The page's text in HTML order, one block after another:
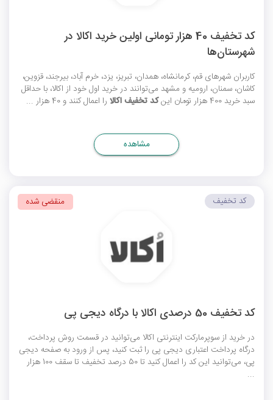
کد تخفیف 40 هزار تومانی اولین خرید اکالا در
شهرستان‌ها
کاربران شهرهای قم، کرمانشاه، همدان، تبریز، یزد، خرم آباد، بیرجند، قزوین،
کاشان، سمنان، ارومیه و مشهد می‌توانند در خرید اول خود از اکالا، با حداقل
سبد خرید 400 هزار تومان این
کد تخفیف اکالا را اعمال کنند و 40 هزار ...
مشاهده
کد تخفیف 50 درصدی اکالا با درگاه دیجی پی
در خرید از سوپرمارکت اینترنتی اکالا می‌توانید در قسمت روش پرداخت،
درگاه پرداخت اعتباری دیجی پی را ثبت کنید، پس از ورود به صفحه دیجی
پی، می‌توانید این کد را اعمال کنید تا 50 درصد تخفیف تا سقف 100 هزار
...
کد تخفیف منقضی شده